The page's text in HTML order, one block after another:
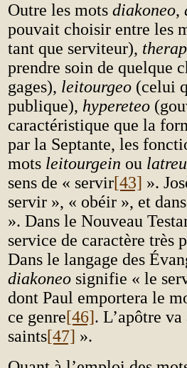
Outre les mots diakoneo,
pouvait choisir entre les
tant que serviteur),
prendre soin de quelque
gages), leitourgeo (celui
publique), hypereteo
caractéristique que la
par la Septante, les
mots leitourgein ou
sens de « servir[43] ».
servir », « obéir », et
». Dans le Nouveau
service de caractère très
Dans le langage des
diakoneo signifie « le
dont Paul emportera le
ce genre[46]. L’apôtre
saints[47] ».